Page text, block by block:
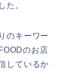
た。
のキーワー
のお店
しているか